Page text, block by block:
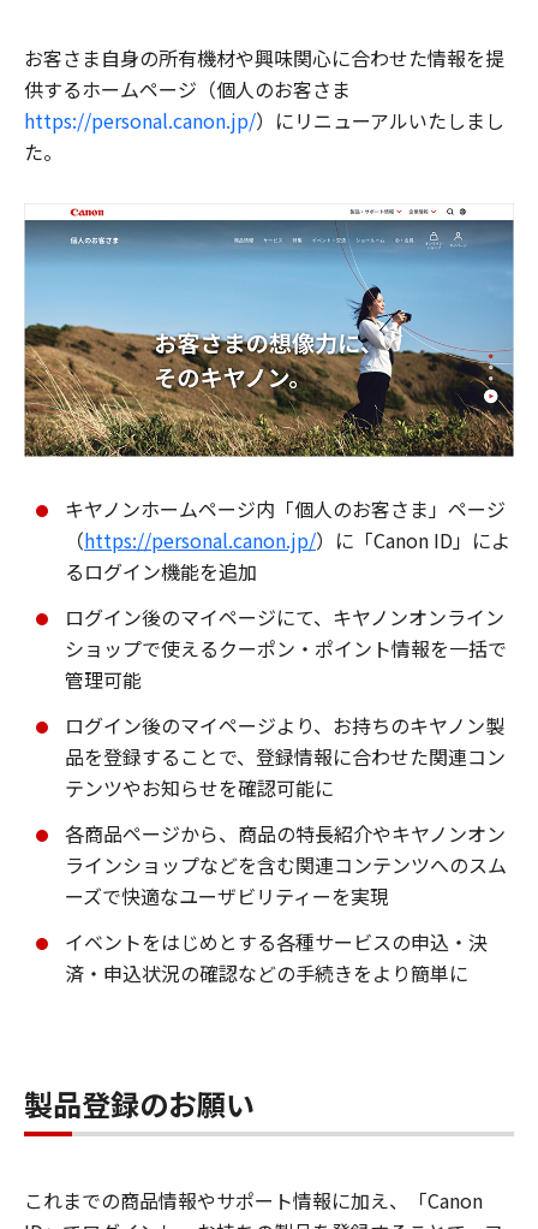
お客さま自身の所有機材や興味関心に合わせた情報を提
供するホームページ（個人のお客さま
https://personal.canon.jp/）にリニューアルいたしまし
た。
キヤノンホームページ内「個人のお客さま」ページ
（https://personal.canon.jp/）に「Canon ID」によ
るログイン機能を追加
ログイン後のマイページにて、キヤノンオンライン
ショップで使えるクーポン・ポイント情報を一括で
管理可能
ログイン後のマイページより、お持ちのキヤノン製
品を登録することで、登録情報に合わせた関連コン
テンツやお知らせを確認可能に
各商品ページから、商品の特長紹介やキヤノンオン
ラインショップなどを含む関連コンテンツへのスム
ーズで快適なユーザビリティーを実現
イベントをはじめとする各種サービスの申込・決
済・申込状況の確認などの手続きをより簡単に
製品登録のお願い
これまでの商品情報やサポート情報に加え、「Canon